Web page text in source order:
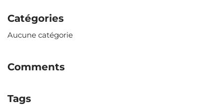
Catégories
Aucune catégorie
Comments
Tags